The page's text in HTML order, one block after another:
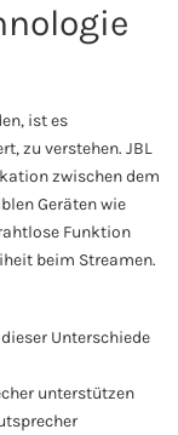
ist es
zu verstehen. JBL
zwischen dem
Geräten wie
Funktion
beim Streamen.
Unterschiede
unterstützen